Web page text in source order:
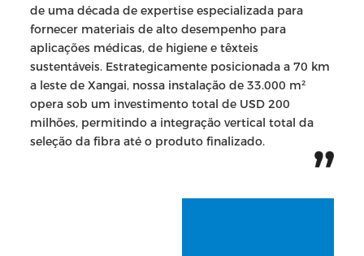
de uma década de expertise especializada para
fornecer materiais de alto desempenho para
aplicações médicas, de higiene e têxteis
sustentáveis. Estrategicamente posicionada a 70 km
a leste de Xangai, nossa instalação de 33.000 m²
opera sob um investimento total de USD 200
milhões, permitindo a integração vertical total da
seleção da fibra até o produto finalizado.